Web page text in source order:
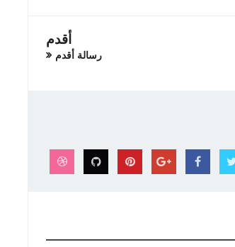
أقدم
رسالة أقدم